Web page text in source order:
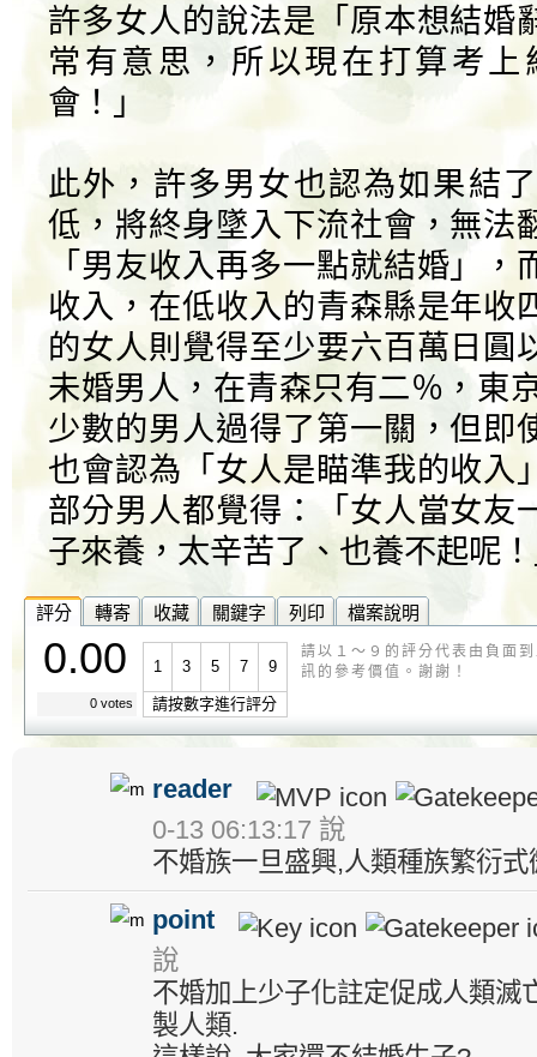
許多女人的說法是「原本想結婚
常有意思，所以現在打算考
會！」
此外，許多男女也認為如果結
低，將終身墜入下流社會，無法
「男友收入再多一點就結婚」
收入，在低收入的青森縣是年收
的女人則覺得至少要六百萬日圓
未婚男人，在青森只有二％，東
少數的男人過得了第一關，但即
也會認為「女人是瞄準我的收入
部分男人都覺得：「女人當女友
子來養，太辛苦了、也養不起呢
評分 轉寄 收藏 關鍵字 列印 檔案說明
0.00
0 votes
1 3 5 7 9
請按數字進行評分
請以１～９的評分代表由負面
訊的參考價值。謝謝！
reader
0-13 06:13:17 說
不婚族一旦盛興,人類種族繁衍式
point
說
不婚加上少子化註定促成人類滅
製人類.